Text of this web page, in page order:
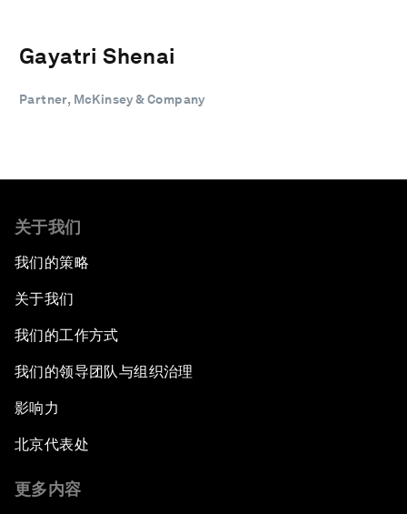
Gayatri Shenai
Partner, McKinsey & Company
关于我们
我们的策略
关于我们
我们的工作方式
我们的领导团队与组织治理
影响力
北京代表处
更多内容